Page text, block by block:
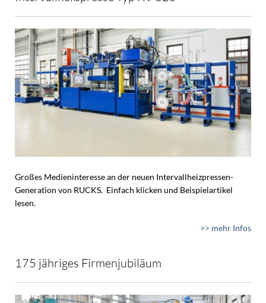
Großes Medieninteresse an der neuen Intervallheizpressen-
Generation von RUCKS. Einfach klicken und Beispielartikel
lesen.
>> mehr Infos
175 jähriges Firmenjubiläum